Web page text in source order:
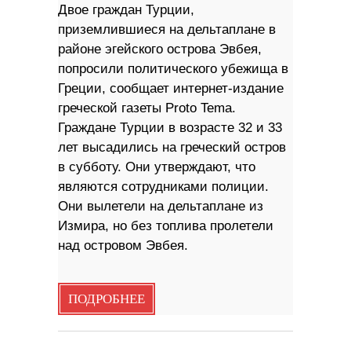
Двое граждан Турции,
приземлившиеся на дельтаплане в
районе эгейского острова Эвбея,
попросили политического убежища в
Греции, сообщает интернет-издание
греческой газеты Proto Tema.
Граждане Турции в возрасте 32 и 33
лет высадились на греческий остров
в субботу. Они утверждают, что
являются сотрудниками полиции.
Они вылетели на дельтаплане из
Измира, но без топлива пролетели
над островом Эвбея.
ПОДРОБНЕЕ